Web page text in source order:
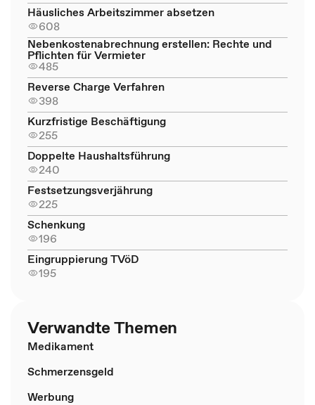
Häusliches Arbeitszimmer absetzen
608
Nebenkostenabrechnung erstellen: Rechte und
Pflichten für Vermieter
485
Reverse Charge Verfahren
398
Kurzfristige Beschäftigung
255
Doppelte Haushaltsführung
240
Festsetzungsverjährung
225
Schenkung
196
Eingruppierung TVöD
195
Verwandte Themen
Medikament
Schmerzensgeld
Werbung